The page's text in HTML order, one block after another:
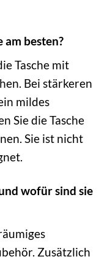
besten?
Tasche mit
Bei stärkeren
mildes
Sie die Tasche
Sie ist nicht
wofür sind sie
Zusätzlich